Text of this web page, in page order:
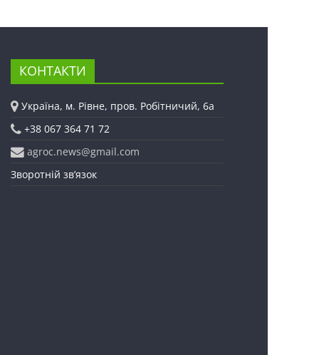
КОНТАКТИ
Україна, м. Рівне, пров. Робітничий, 6а
+38 067 364 71 72
agroc.news@gmail.com
Зворотній зв’язок